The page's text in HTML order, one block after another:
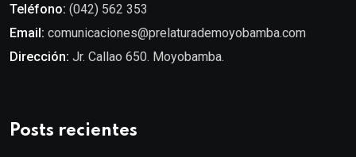
Teléfono: (042) 562 353
Email: comunicaciones@prelaturademoyobamba.com
Dirección: Jr. Callao 650. Moyobamba.
Posts recientes